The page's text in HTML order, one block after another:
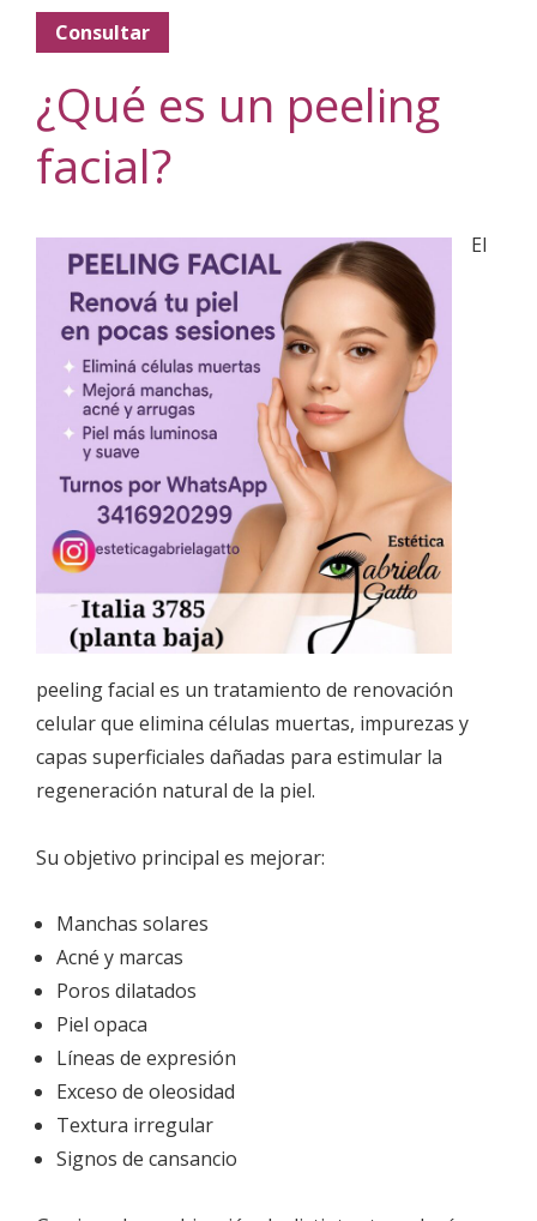
Consultar
¿Qué es un peeling
facial?
El
peeling facial es un tratamiento de renovación
celular que elimina células muertas, impurezas y
capas superficiales dañadas para estimular la
regeneración natural de la piel.
Su objetivo principal es mejorar:
Manchas solares
Acné y marcas
Poros dilatados
Piel opaca
Líneas de expresión
Exceso de oleosidad
Textura irregular
Signos de cansancio